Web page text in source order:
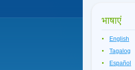
भाषाएं
English
Tagalog
Español